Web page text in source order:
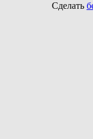
Сделать